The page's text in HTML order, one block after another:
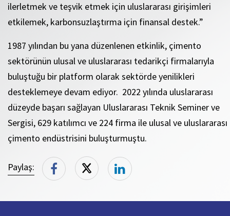
ilerletmek ve teşvik etmek için uluslararası girişimleri
etkilemek, karbonsuzlaştırma için finansal destek.”
1987 yılından bu yana düzenlenen etkinlik, çimento
sektörünün ulusal ve uluslararası tedarikçi firmalarıyla
buluştuğu bir platform olarak sektörde yenilikleri
desteklemeye devam ediyor. 2022 yılında uluslararası
düzeyde başarı sağlayan Uluslararası Teknik Seminer ve
Sergisi, 629 katılımcı ve 224 firma ile ulusal ve uluslararası
çimento endüstrisini buluşturmuştu.
Paylaş: